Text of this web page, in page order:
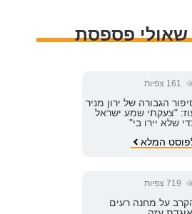
שאולי פספסת
161 צפיות
הגבורה של ירון מניר
"צעקתי שמע ישראל
שלא יירו בי"
המלא
719צפיות
על מחנה רעים